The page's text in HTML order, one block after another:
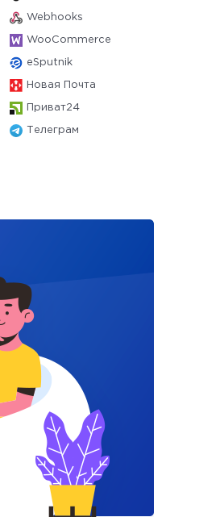
Webhooks
WooCommerce
eSputnik
Новая Почта
Приват24
Телеграм